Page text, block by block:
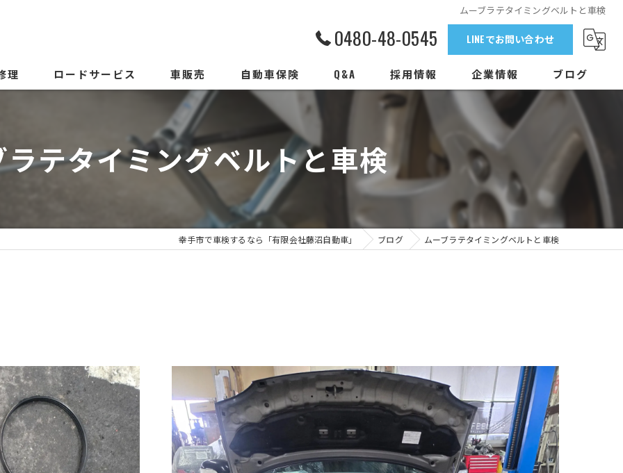
ムーブラテタイミングベルトと車検
0480-48-0545 LINEでお問い合わせ
理 ロードサービス 車販売 自動車保険 Q&A 採用情報 企業情報 ブログ
ラテタイミングベルトと車検
幸手市で車検するなら「有限会社藤沼自動車」 ブログ ムーブラテタイミングベルトと車検